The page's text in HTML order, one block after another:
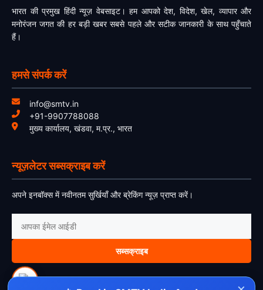
भारत की प्रमुख हिंदी न्यूज़ वेबसाइट। हम आपको देश, विदेश, खेल, व्यापार और
मनोरंजन जगत की हर बड़ी खबर सबसे पहले और सटीक जानकारी के साथ पहुँचाते
हैं।
हमसे संपर्क करें
info@smtv.in
+91-9907788088
मुख्य कार्यालय, खंडवा, म.प्र., भारत
न्यूज़लेटर सब्सक्राइब करें
अपने इनबॉक्स में नवीनतम सुर्खियाँ और ब्रेकिंग न्यूज़ प्राप्त करें।
सब्सक्राइब